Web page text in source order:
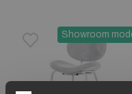
Showroom
Toevoegen aan
Verwijderen van